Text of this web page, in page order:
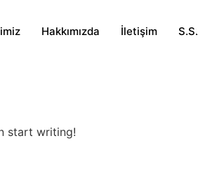
Hakkımızda İletişim
start writing!